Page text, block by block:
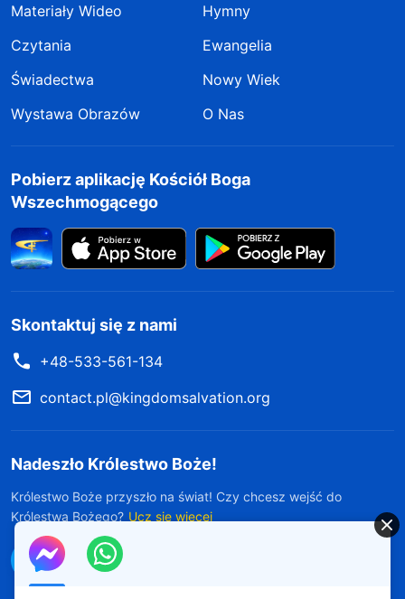
Materiały Wideo
Hymny
Czytania
Ewangelia
Świadectwa
Nowy Wiek
Wystawa Obrazów
O Nas
Pobierz aplikację Kościół Boga
Wszechmogącego
Skontaktuj się z nami
+48-533-561-134
contact.pl@kingdomsalvation.org
Nadeszło Królestwo Boże!
Królestwo Boże przyszło na świat! Czy chcesz wejść do
Królestwa Bożego? Ucz się więcej
Połącz się z nami w Messengerze